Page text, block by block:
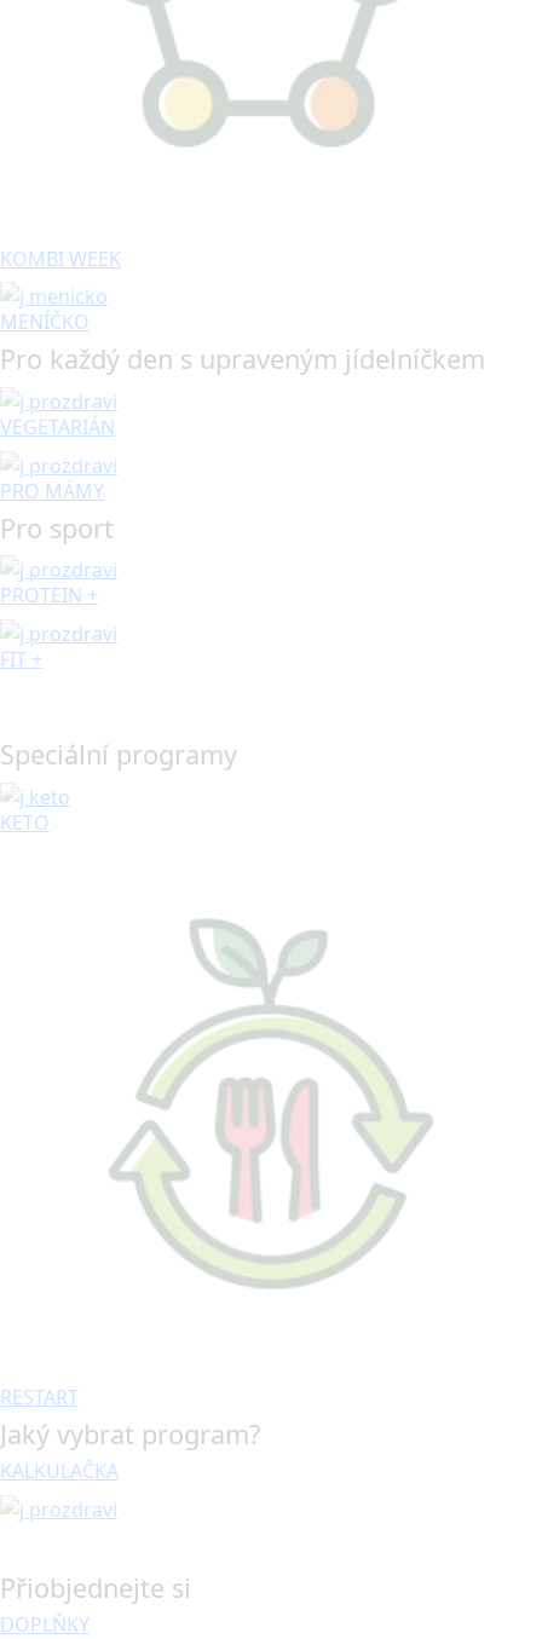
KOMBI WEEK
MENÍČKO
Pro každý den s upraveným jídelníčkem
VEGETARIÁN
PRO MÁMY
Pro sport
PROTEIN +
FIT +
Speciální programy
KETO
RESTART
Jaký vybrat program?
KALKULAČKA
Přiobjednejte si
DOPLŇKY